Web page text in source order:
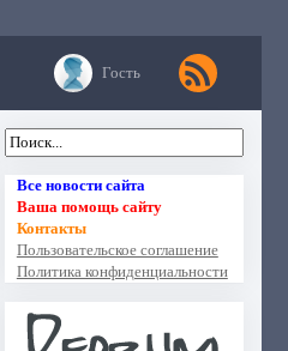
Гость
Все новости сайта
Ваша помощь сайту
Контакты
Пользовательское соглашение
Политика конфиденциальности